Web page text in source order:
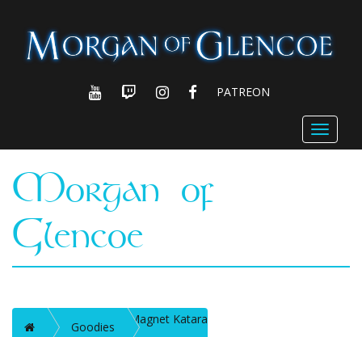
YOUTUBETWITCHINSTAGRAM
FACEBOOK
PATREON
Toggle
Morgan of
Glencoe
Accueil Goodies
Magnet Katara